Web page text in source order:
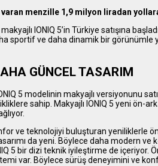
varan menzille 1,9 milyon liradan
IONIQ 5’in Türkiye satışına
sportif ve daha dinamik bir görünümle
GÜNCEL TASARIM
5 modelinin makyajlı versiyonunu
sahip. Makyajlı IONIQ 5 yeni ön-
ve teknolojiyi buluşturan yeniliklerle
da yeni. Böylece daha modern
5 bir dizi teknik iyileştirme de içeriyor.
var. Böylece sürüş deneyimini ve